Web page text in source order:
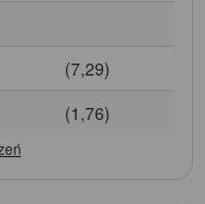
(7,29)
(1,76)